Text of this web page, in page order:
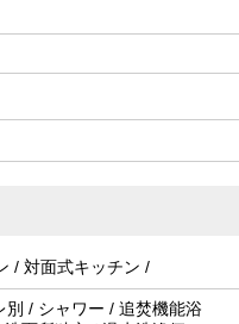
/ 対面式キッチン /
別 / シャワー / 追焚機能浴